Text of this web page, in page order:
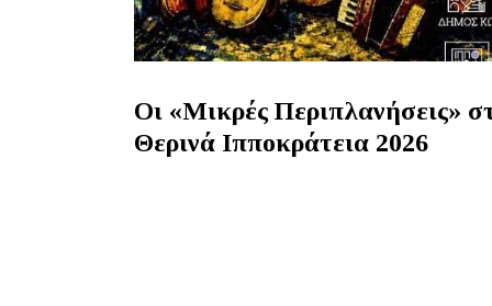
Οι «Μικρές Περιπλανήσεις»
Θερινά Ιπποκράτεια 2026